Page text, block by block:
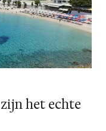
het echte